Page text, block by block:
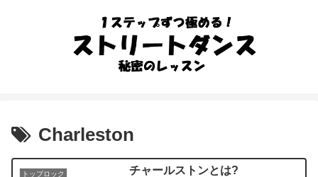
Charleston
トップロック チャールストンとは?